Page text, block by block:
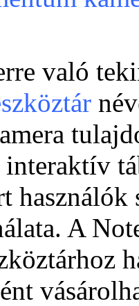
való
használók
A